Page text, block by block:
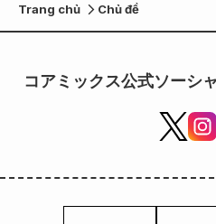
Trang chủ Chủ đề
コアミックス公式ソーシ